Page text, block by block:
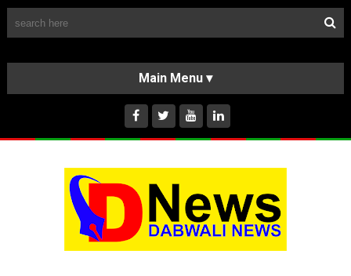
HOME
ABOUT US
INSTAGRAM